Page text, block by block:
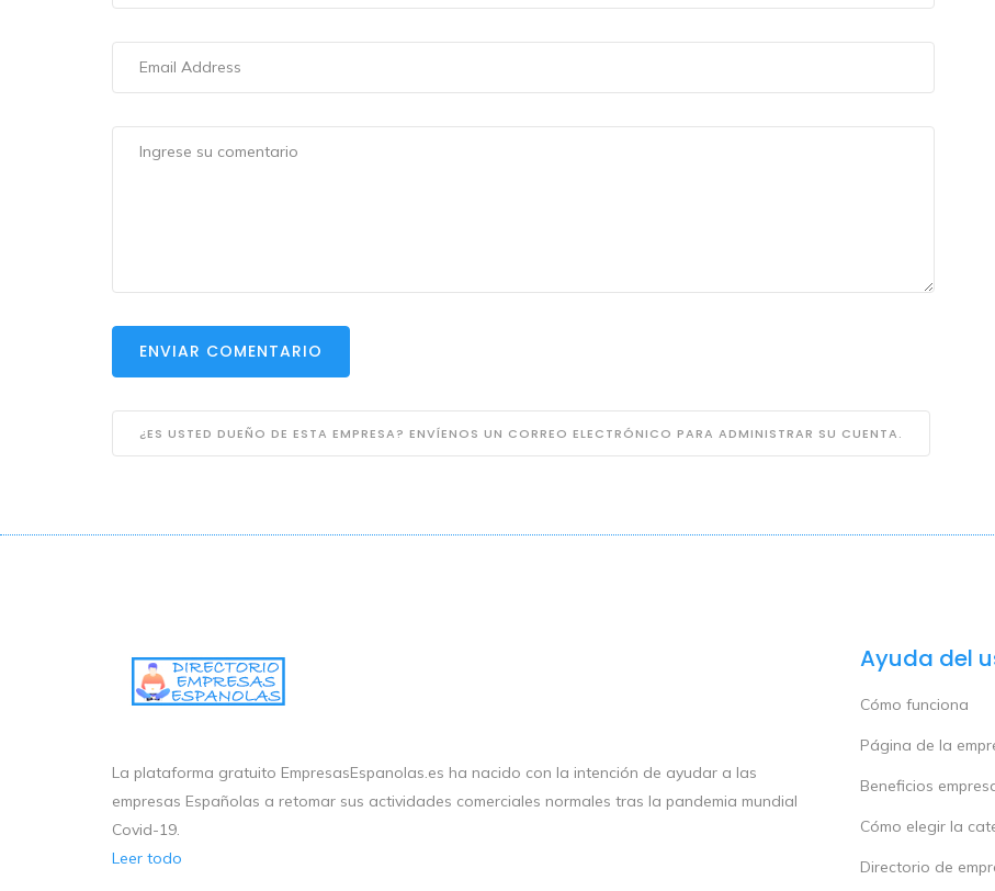
ENVIAR COMENTARIO
¿ES USTED DUEÑO DE ESTA EMPRESA? ENVÍENOS UN CORREO ELECTRÓNICO PARA ADMINISTRAR SU CUENTA.
La plataforma gratuito EmpresasEspanolas.es ha nacido con la intención de ayudar a las
empresas Españolas a retomar sus actividades comerciales normales tras la pandemia mundial
Covid-19.
Leer todo
Ayuda del
Cómo funciona
Página de la
Beneficios
Cómo elegir la
Directorio de